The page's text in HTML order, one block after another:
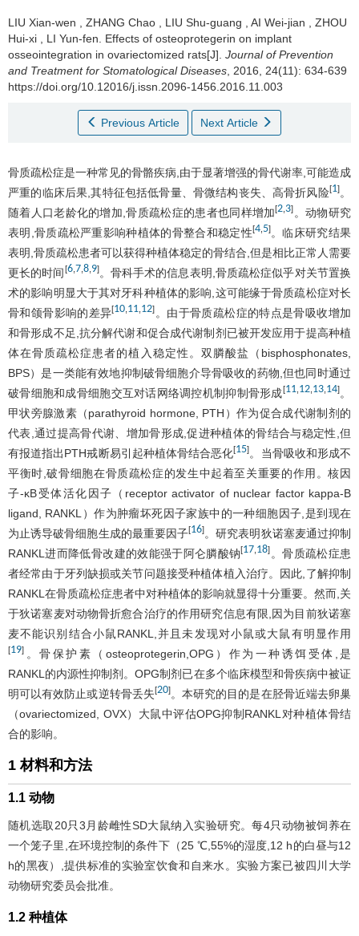
LIU Xian-wen ZHANG Chao LIU Shu-guang AI Wei-jian
ZHOU
Hui-xi
LI Yun-fen
Effects of osteoprotegerin on implant
osseointegration in ovariectomized rats[J]. Journal of Prevention
and Treatment for Stomatological Diseases , 2016, 24(11): 634-639
https://doi.org/10.12016/j.issn.2096-1456.2016.11.003
Previous Article Next Article
骨质疏松症是一种常见的骨骼疾病,由于显著增强的骨代谢率,可能造成
严重的临床后果,其特征包括低骨量、骨微结构丧失、高骨折风险[1]。
随着人口老龄化的增加,骨质疏松症的患者也同样增加[2,3] 。动物研究
表明,骨质疏松严重影响种植体的骨整合和稳定性[4,5]。临床研究结果
表明,骨质疏松患者可以获得种植体稳定的骨结合,但是相比正常人需要
更长的时间 [6,7,8,9]。骨科手术的信息表明,骨质疏松症似乎对关节置换
术的影响明显大于其对牙科种植体的影响,这可能缘于骨质疏松症对长
骨和颌骨影响的差异[10,11,12] 。由于骨质疏松症的特点是骨吸收增加
和骨形成不足,抗分解代谢和促合成代谢制剂已被开发应用于提高种植
体在骨质疏松症患者的植入稳定性。双膦酸盐（bisphosphonates,
BPS）是一类能有效地抑制破骨细胞介导骨吸收的药物,但也同时通过
破骨细胞和成骨细胞交互对话网络调控机制抑制骨形成[11,12,13,14]。
甲状旁腺激素（parathyroid hormone, PTH）作为促合成代谢制剂的
代表,通过提高骨代谢、增加骨形成,促进种植体的骨结合与稳定性,但
有报道指出PTH戒断易引起种植体骨结合恶化[15] 。当骨吸收和形成不
平衡时,破骨细胞在骨质疏松症的发生中起着至关重要的作用。核因
子-κB受体活化因子（receptor activator of nuclear factor kappa-B
ligand, RANKL）作为肿瘤坏死因子家族中的一种细胞因子,是到现在
为止诱导破骨细胞生成的最重要因子[16] 。研究表明狄诺塞麦通过抑制
RANKL进而降低骨改建的效能强于阿仑膦酸钠[17,18] 。骨质疏松症患
者经常由于牙列缺损或关节问题接受种植体植入治疗。因此,了解抑制
RANKL在骨质疏松症患者中对种植体的影响就显得十分重要。然而,关
于狄诺塞麦对动物骨折愈合治疗的作用研究信息有限,因为目前狄诺塞
麦不能识别结合小鼠RANKL,并且未发现对小鼠或大鼠有明显作用
[19] 。骨保护素（osteoprotegerin,OPG）作为一种诱饵受体,是
RANKL的内源性抑制剂。OPG制剂已在多个临床模型和骨疾病中被证
明可以有效防止或逆转骨丢失[20]。本研究的目的是在胫骨近端去卵巢
（ovariectomized, OVX）大鼠中评估OPG抑制RANKL对种植体骨结
合的影响。
1 材料和方法
1.1 动物
随机选取20只3月龄雌性SD大鼠纳入实验研究。每4只动物被饲养在
一个笼子里,在环境控制的条件下（25 ℃,55%的湿度,12 h的白昼与12
h的黑夜）,提供标准的实验室饮食和自来水。实验方案已被四川大学
动物研究委员会批准。
1.2 种植体